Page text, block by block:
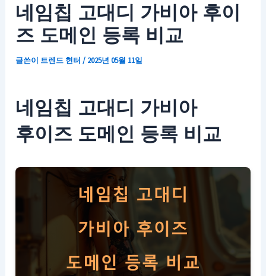
네임칩 고대디 가비아 후이
즈 도메인 등록 비교
글쓴이 트렌드 헌터/ 2025년 05월 11일
네임칩 고대디 가비아
후이즈 도메인 등록 비교